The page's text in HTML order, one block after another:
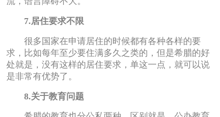
7.居住要求不限
很多国家在申请居住的时候都有各种各样的要
求，比如每年至少要住满多久之类的，但是希腊的好
处就是，没有这样的居住要求，单这一点，就可以说
是非常有优势了。
8.关于教育问题